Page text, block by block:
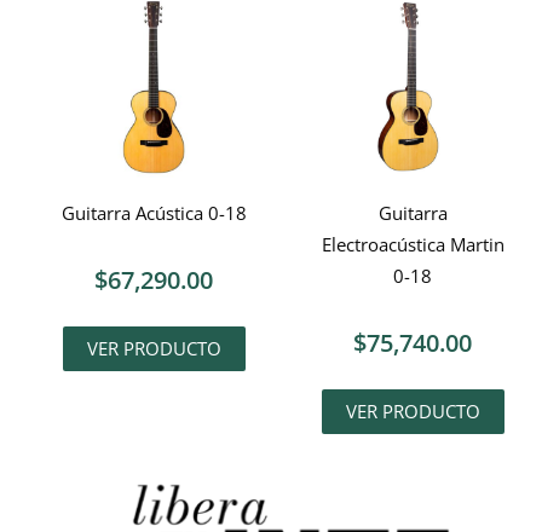
Guitarra Acústica 0-18
$67,290.00
VER PRODUCTO
Guitarra
Electroacústica Martin
0-18
$75,740.00
VER PRODUCTO